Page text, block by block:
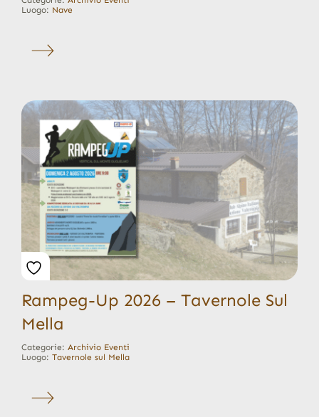
Luogo: Nave
Rampeg-Up 2026 – Tavernole Sul
Mella
Categorie: Archivio Eventi
Luogo: Tavernole sul Mella